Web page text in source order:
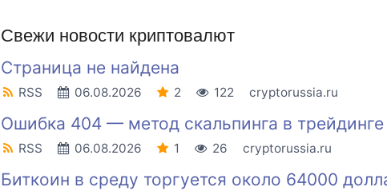
Свежи новости криптовалют
Страница не найдена
RSS 06.08.2026 2 122 cryptorussia.ru
Ошибка 404 — метод скальпинга в трейдинге
RSS 06.08.2026 1 26 cryptorussia.ru
Биткоин в среду торгуется около 64000